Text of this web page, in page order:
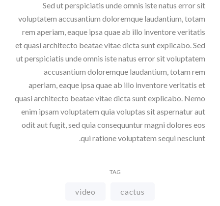
Sed ut perspiciatis unde omnis iste natus error sit
voluptatem accusantium doloremque laudantium, totam
rem aperiam, eaque ipsa quae ab illo inventore veritatis
et quasi architecto beatae vitae dicta sunt explicabo. Sed
ut perspiciatis unde omnis iste natus error sit voluptatem
accusantium doloremque laudantium, totam rem
aperiam, eaque ipsa quae ab illo inventore veritatis et
quasi architecto beatae vitae dicta sunt explicabo. Nemo
enim ipsam voluptatem quia voluptas sit aspernatur aut
odit aut fugit, sed quia consequuntur magni dolores eos
qui ratione voluptatem sequi nesciunt.
TAG
cactus
video